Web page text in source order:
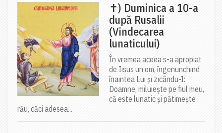
✝) Duminica a 10-a
după Rusalii
(Vindecarea
lunaticului)
În vremea aceea s-a apropiat
de Iisus un om, îngenunchind
înaintea Lui și zicându-I:
Doamne, miluiește pe fiul meu,
că este lunatic și pătimește
rău, căci adesea...